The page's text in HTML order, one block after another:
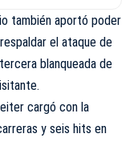
también aportó poder
el ataque de
blanqueada de
cargó con la
y seis hits en